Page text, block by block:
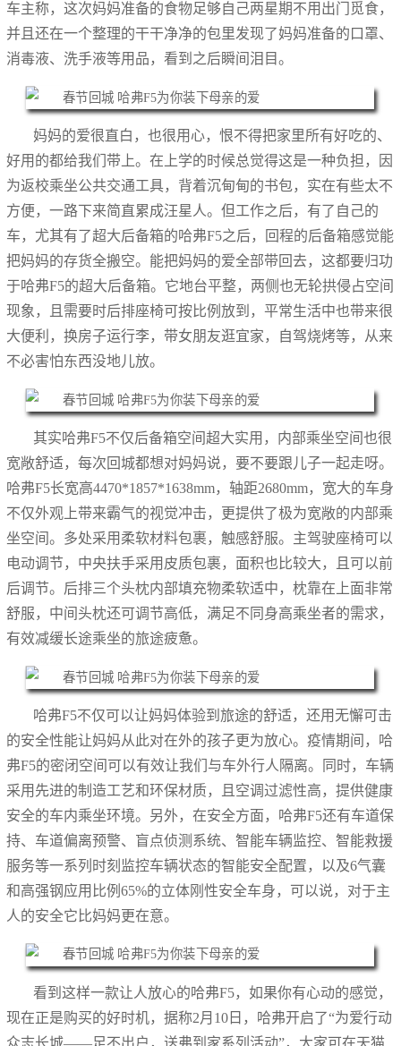
车主称，这次妈妈准备的食物足够自己两星期不用出门觅食，
并且还在一个整理的干干净净的包里发现了妈妈准备的口罩、
消毒液、洗手液等用品，看到之后瞬间泪目。
妈妈的爱很直白，也很用心，恨不得把家里所有好吃的、
好用的都给我们带上。在上学的时候总觉得这是一种负担，因
为返校乘坐公共交通工具，背着沉甸甸的书包，实在有些太不
方便，一路下来简直累成汪星人。但工作之后，有了自己的
车，尤其有了超大后备箱的哈弗F5之后，回程的后备箱感觉能
把妈妈的存货全搬空。能把妈妈的爱全部带回去，这都要归功
于哈弗F5的超大后备箱。它地台平整，两侧也无轮拱侵占空间
现象，且需要时后排座椅可按比例放到，平常生活中也带来很
大便利，换房子运行李，带女朋友逛宜家，自驾烧烤等，从来
不必害怕东西没地儿放。
其实哈弗F5不仅后备箱空间超大实用，内部乘坐空间也很
宽敞舒适，每次回城都想对妈妈说，要不要跟儿子一起走呀。
哈弗F5长宽高4470*1857*1638mm，轴距2680mm，宽大的车身
不仅外观上带来霸气的视觉冲击，更提供了极为宽敞的内部乘
坐空间。多处采用柔软材料包裹，触感舒服。主驾驶座椅可以
电动调节，中央扶手采用皮质包裹，面积也比较大，且可以前
后调节。后排三个头枕内部填充物柔软适中，枕靠在上面非常
舒服，中间头枕还可调节高低，满足不同身高乘坐者的需求，
有效减缓长途乘坐的旅途疲惫。
哈弗F5不仅可以让妈妈体验到旅途的舒适，还用无懈可击
的安全性能让妈妈从此对在外的孩子更为放心。疫情期间，哈
弗F5的密闭空间可以有效让我们与车外行人隔离。同时，车辆
采用先进的制造工艺和环保材质，且空调过滤性高，提供健康
安全的车内乘坐环境。另外，在安全方面，哈弗F5还有车道保
持、车道偏离预警、盲点侦测系统、智能车辆监控、智能救援
服务等一系列时刻监控车辆状态的智能安全配置，以及6气囊
和高强钢应用比例65%的立体刚性安全车身，可以说，对于主
人的安全它比妈妈更在意。
看到这样一款让人放心的哈弗F5，如果你有心动的感觉，
现在正是购买的好时机，据称2月10日，哈弗开启了“为爱行动
众志长城——足不出户，送弗到家系列活动”，大家可在天猫